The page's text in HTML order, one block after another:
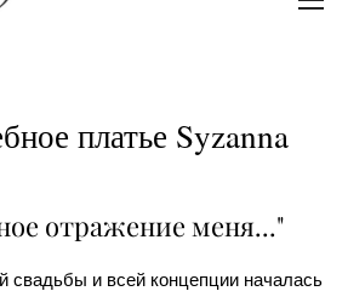
платье Syzanna
отражение меня..."
свадьбы и всей концепции началась